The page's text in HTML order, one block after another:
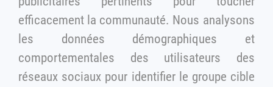
efficacement la communauté. Nous analysons
les données démographiques et
comportementales des utilisateurs des
réseaux sociaux pour identifier le groupe cible